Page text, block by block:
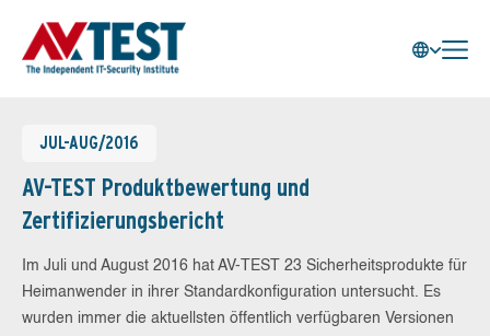
JUL-AUG/2016
AV-TEST Produktbewertung und
Zertifizierungsbericht
Im Juli und August 2016 hat AV-TEST 23 Sicherheitsprodukte für
Heimanwender in ihrer Standardkonfiguration untersucht. Es
wurden immer die aktuellsten öffentlich verfügbaren Versionen